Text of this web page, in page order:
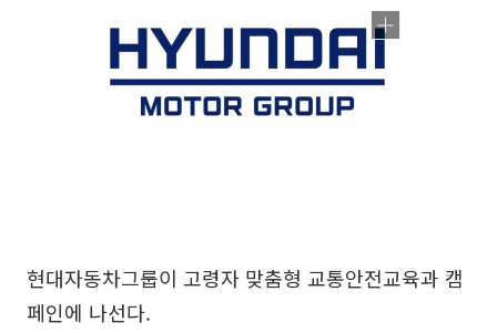
현대자동차그룹이 고령자 맞춤형 교통안전교육과 캠
페인에 나선다.